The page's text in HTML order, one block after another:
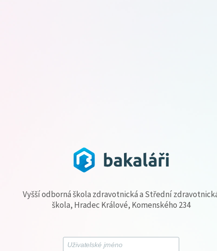
Vyšší odborná škola zdravotnická a Střední
škola, Hradec Králové, Komenského 234